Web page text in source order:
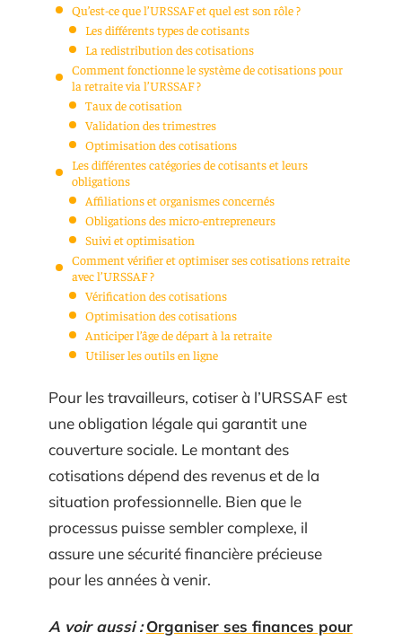
Qu’est-ce que l’URSSAF et quel est son rôle ?
Les différents types de cotisants
La redistribution des cotisations
Comment fonctionne le système de cotisations pour
la retraite via l’URSSAF ?
Taux de cotisation
Validation des trimestres
Optimisation des cotisations
Les différentes catégories de cotisants et leurs
obligations
Affiliations et organismes concernés
Obligations des micro-entrepreneurs
Suivi et optimisation
Comment vérifier et optimiser ses cotisations retraite
avec l’URSSAF ?
Vérification des cotisations
Optimisation des cotisations
Anticiper l’âge de départ à la retraite
Utiliser les outils en ligne
Pour les travailleurs, cotiser à l’URSSAF est
une obligation légale qui garantit une
couverture sociale. Le montant des
cotisations dépend des revenus et de la
situation professionnelle. Bien que le
processus puisse sembler complexe, il
assure une sécurité financière précieuse
pour les années à venir.
A voir aussi : Organiser ses finances pour